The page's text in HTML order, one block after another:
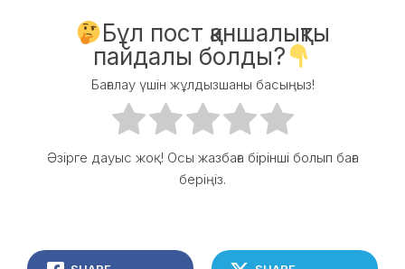
Бұл пост қаншалықты
пайдалы болды?
Бағалау үшін жұлдызшаны басыңыз!
Әзірге дауыс жоқ! Осы жазбаға бірінші болып баға
беріңіз.